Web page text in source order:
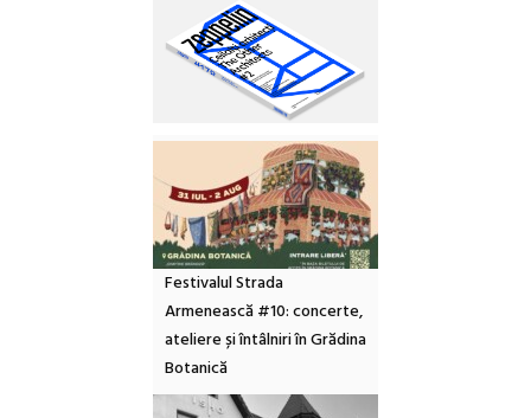
Festivalul Strada
Armenească #10: concerte,
ateliere și întâlniri în Grădina
Botanică